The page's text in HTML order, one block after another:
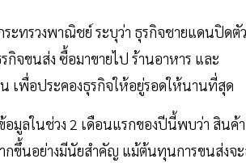
ระทรวงพาณิชย์ ระบุว่า ธุรกิจชายแดนปิดตัว
จขนส่ง ซื้อมาขายไป ร้านอาหาร และ
เพื่อประคองธุรกิจให้อยู่รอดให้นานที่สุด
มูลในช่วง 2 เดือนแรกของปีนี้พบว่า สินค้า
กขึ้นอย่างมีนัยสำคัญ แม้ต้นทุนการขนส่งจะ